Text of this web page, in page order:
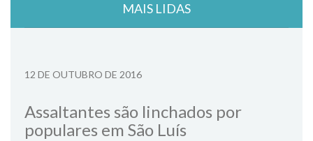
MAIS LIDAS
12 DE OUTUBRO DE 2016
Assaltantes são linchados por
populares em São Luís